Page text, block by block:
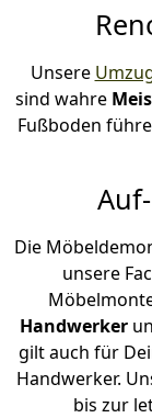
Unsere
sind wahre
Fußboden
Die
unsere
Handwerker
gilt auch für
Handwerker.
bis zur